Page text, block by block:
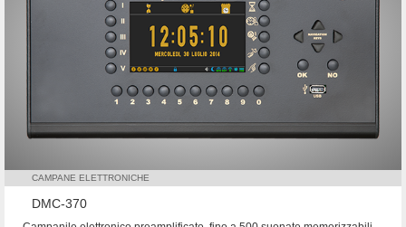
CAMPANE ELETTRONICHE
DMC-370